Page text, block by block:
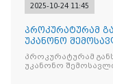
2025-10-24 11:45
პროკურატურამ
უკანონო
საქართველოს
პროკურატურამ
უკანონო